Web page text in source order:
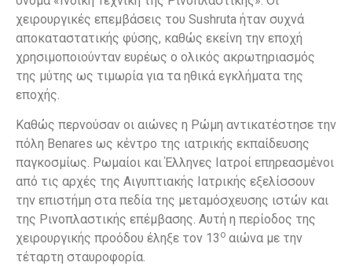
χειρουργικές επεμβάσεις του Sushruta ήταν συχνά
αποκαταστατικής φύσης, καθώς εκείνη την εποχή
χρησιμοποιούνταν ευρέως ο ολικός ακρωτηριασμός
της μύτης ως τιμωρία για τα ηθικά εγκλήματα της
εποχής.
Καθώς περνούσαν οι αιώνες η Ρώμη αντικατέστησε την
πόλη Benares ως κέντρο της ιατρικής εκπαίδευσης
παγκοσμίως. Ρωμαίοι και Έλληνες Ιατροί επηρεασμένοι
από τις αρχές της Αιγυπτιακής Ιατρικής εξελίσσουν
την επιστήμη στα πεδία της μεταμόσχευσης ιστών και
της Ρινοπλαστικής επέμβασης. Αυτή η περίοδος της
χειρουργικής προόδου έληξε τον 13 ο αιώνα με την
τέταρτη σταυροφορία.